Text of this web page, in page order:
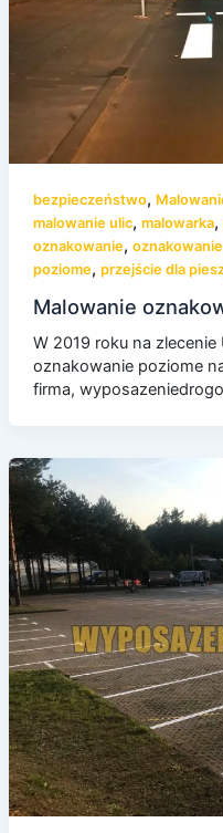
bezpieczeństwo,
malowanie ulic, malowarka,
oznakowanie,
poziome, przejście dla
Malowanie
W 2019 roku na
oznakowanie poziome
firma,